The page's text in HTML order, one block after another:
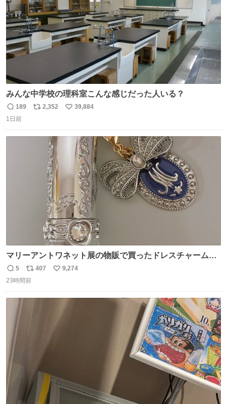
みんな中学校の理科室こんな感じだった人いる？
返
信
189
リ
2,352
い
39,884
1日前
マリーアントワネット展の物販で買ったドレスチャームを
流行りのめじるしアクセサリーにして、リップにつけた
り、同じく物販で購入したシュシュにつけたりしています
返
信
5
リ
ポ
407
い
9,274
23時間前